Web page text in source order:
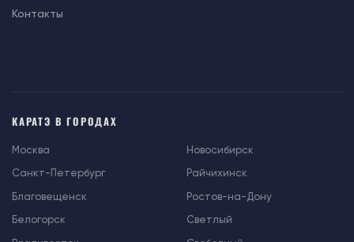
Контакты
КАРАТЭ В ГОРОДАХ
Москва
Санкт-Петербург
Благовещенск
Белогорск
Новосибирск
Райчихинск
Ростов-на-Дону
Светлый